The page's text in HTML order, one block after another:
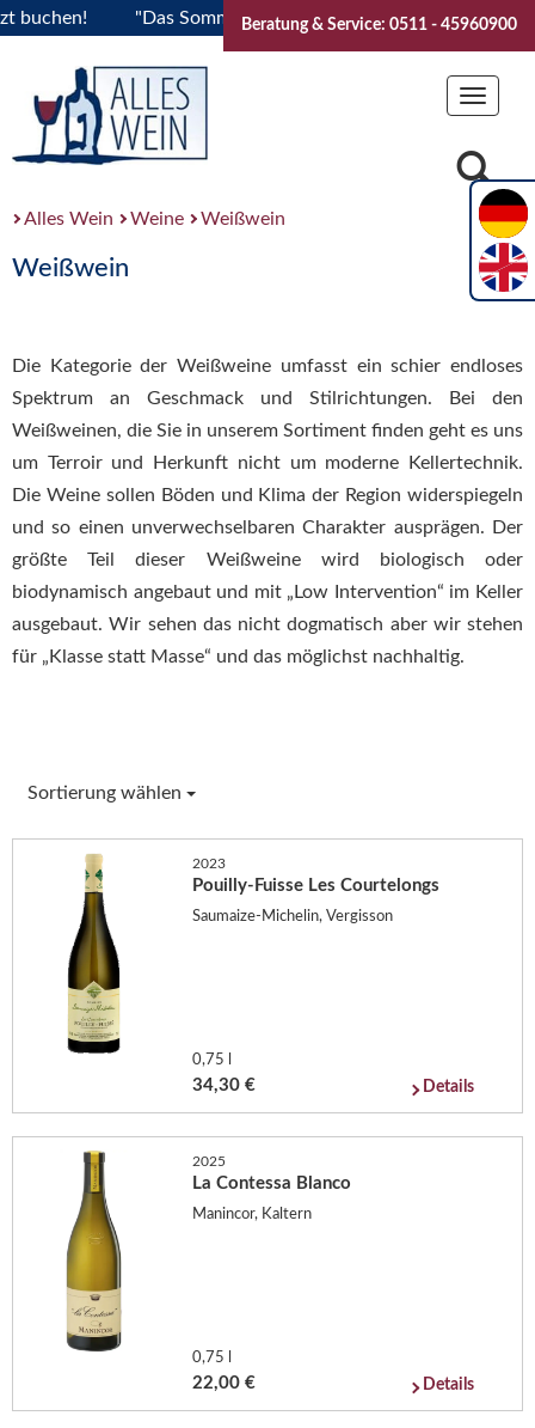
"Das Sommerfest 2026" Vive la Bourgogne..Tickets
Beratung & Service: 0511 - 45960900
Toggle
Alles Wein Weine Weißwein
Weißwein
Die Kategorie der Weißweine umfasst ein schier endloses
Spektrum an Geschmack und Stilrichtungen. Bei den
Weißweinen, die Sie in unserem Sortiment finden geht es uns
um Terroir und Herkunft nicht um moderne Kellertechnik.
Die Weine sollen Böden und Klima der Region widerspiegeln
und so einen unverwechselbaren Charakter ausprägen. Der
größte Teil dieser Weißweine wird biologisch oder
biodynamisch angebaut und mit „Low Intervention“ im Keller
ausgebaut. Wir sehen das nicht dogmatisch aber wir stehen
für „Klasse statt Masse“ und das möglichst nachhaltig.
Sortierung wählen
2023
Pouilly-Fuisse Les Courtelongs
Saumaize-Michelin, Vergisson
0,75 l
34,30 € Details
2025
La Contessa Blanco
Manincor, Kaltern
0,75 l
22,00 € Details